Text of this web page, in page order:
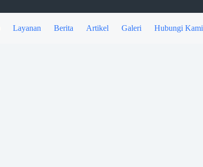
Layanan Berita Artikel Galeri Hubungi Kami